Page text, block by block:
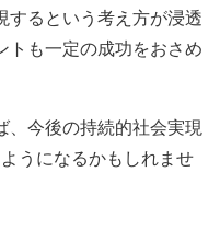
するという考え方が浸透
トも一定の成功をおさめ
、今後の持続的社会実現
うになるかもしれませ